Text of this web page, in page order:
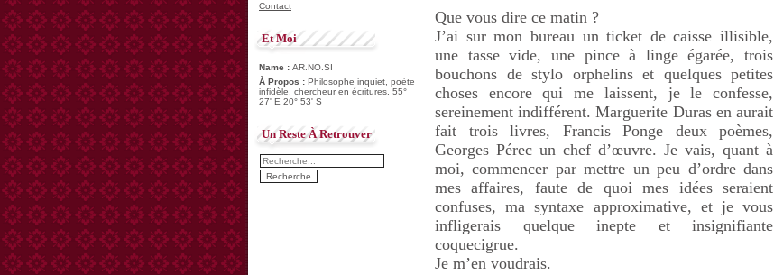
Contact
Et Moi
Name : AR.NO.SI
À Propos : Philosophe inquiet, poète
infidèle, chercheur en écritures. 55°
27' E 20° 53' S
Un Reste À Retrouver
Que vous dire ce matin ?
J’ai sur mon bureau un ticket de caisse illisible,
une tasse vide, une pince à linge égarée, trois
bouchons de stylo orphelins et quelques petites
choses encore qui me laissent, je le confesse,
sereinement indifférent. Marguerite Duras en aurait
fait trois livres, Francis Ponge deux poèmes,
Georges Pérec un chef d’œuvre. Je vais, quant à
moi, commencer par mettre un peu d’ordre dans
mes affaires, faute de quoi mes idées seraient
confuses, ma syntaxe approximative, et je vous
infligerais quelque inepte et insignifiante
coquecigrue.
Je m’en voudrais.